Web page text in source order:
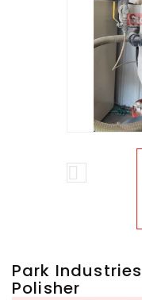

Park
Polisher